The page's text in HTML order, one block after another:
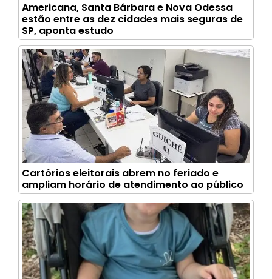
Americana, Santa Bárbara e Nova Odessa
estão entre as dez cidades mais seguras de
SP, aponta estudo
Cartórios eleitorais abrem no feriado e
ampliam horário de atendimento ao público